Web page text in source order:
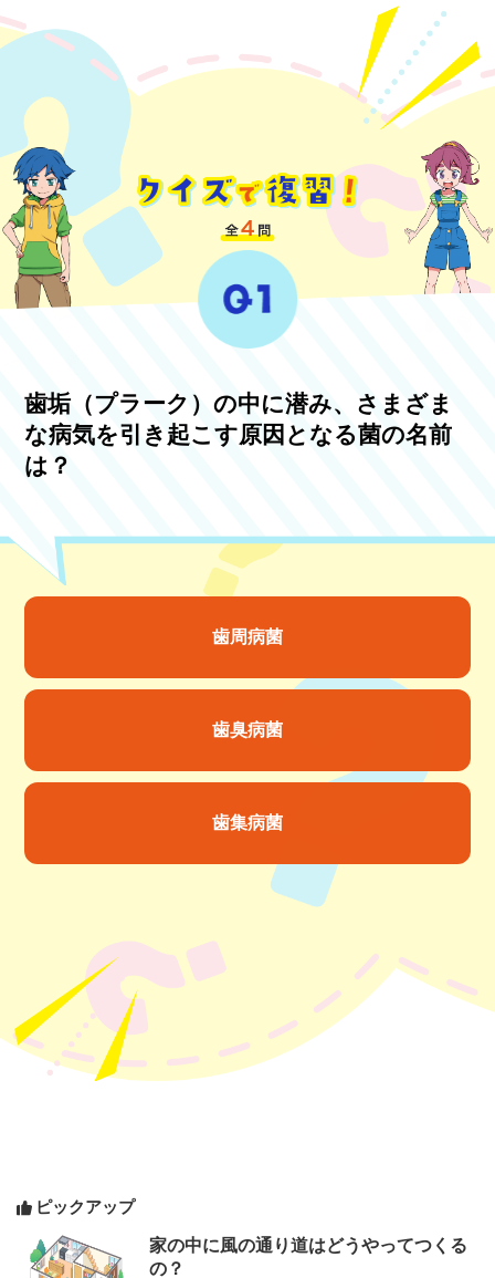
歯垢（プラーク）の中に潜み、さまざま
な病気を引き起こす原因となる菌の名前
は？
歯周病菌
歯臭病菌
歯集病菌
ピックアップ
家の中に風の通り道はどうやってつくる
の？